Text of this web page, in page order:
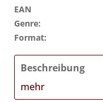
EAN
Genre:
Format:
Beschreibung
mehr